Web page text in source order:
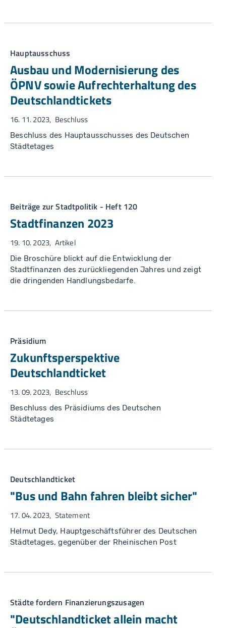
Hauptausschuss
Ausbau und Modernisierung des
ÖPNV sowie Aufrechterhaltung des
Deutschlandtickets
16. 11. 2023 Beschluss
Beschluss des Hauptausschusses des Deutschen
Städtetages
Beiträge zur Stadtpolitik - Heft 120
Stadtfinanzen 2023
19. 10. 2023 Artikel
Die Broschüre blickt auf die Entwicklung der
Stadtfinanzen des zurückliegenden Jahres und zeigt
die dringenden Handlungsbedarfe.
Präsidium
Zukunftsperspektive
Deutschlandticket
13. 09. 2023 Beschluss
Beschluss des Präsidiums des Deutschen
Städtetages
Deutschlandticket
"Bus und Bahn fahren bleibt sicher"
17. 04. 2023 Statement
Helmut Dedy, Hauptgeschäftsführer des Deutschen
Städtetages, gegenüber der Rheinischen Post
Städte fordern Finanzierungszusagen
"Deutschlandticket allein macht